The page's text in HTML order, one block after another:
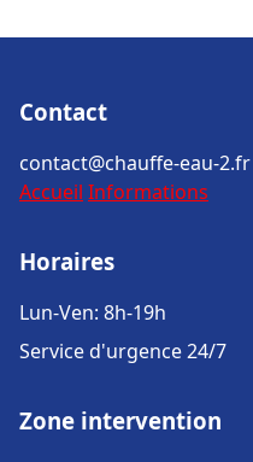
Contact
contact@chauffe-eau-2.fr
Accueil Informations
Horaires
Lun-Ven: 8h-19h
Service d'urgence 24/7
Zone intervention